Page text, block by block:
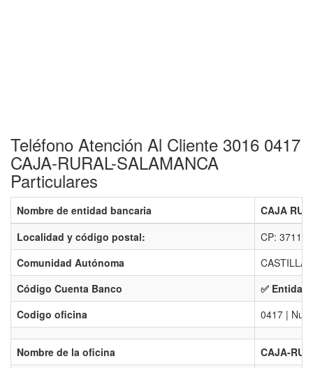
Teléfono Atención Al Cliente 3016 0417
CAJA-RURAL-SALAMANCA
Particulares
Nombre de entidad bancaria
CAJA
Localidad y código postal:
CP: 37110
Comunidad Autónoma
CASTILLA
Código Cuenta Banco
✅ Entidad
Codigo oficina
0417 |
Nombre de la oficina
CAJA-